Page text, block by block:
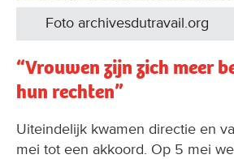
Foto archivesdutravail.org
“Vrouwen zijn zich meer
hun rechten”
Uiteindelijk kwamen directie en
mei tot een akkoord. Op 5 mei